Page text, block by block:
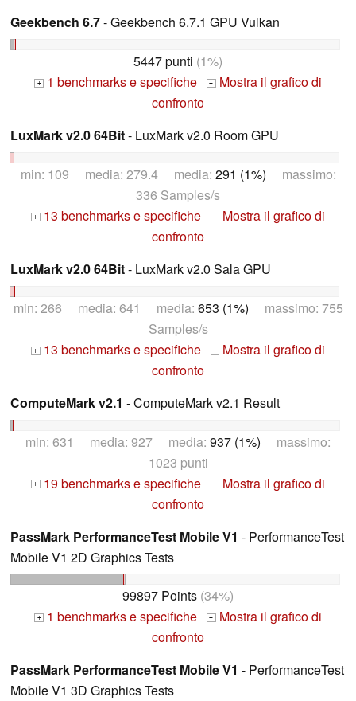
Geekbench 6.7- Geekbench 6.7.1 GPU Vulkan
5447 punti (1%)
+ 1 benchmarks e specifiche + Mostra il grafico di
confronto
LuxMark v2.0 64Bit- LuxMark v2.0 Room GPU
min: 109 media: 279.4 media: 291 (1%) massimo:
336 Samples/s
+ 13 benchmarks e specifiche +
Mostra il grafico di
confronto
LuxMark v2.0 64Bit- LuxMark v2.0 Sala GPU
min: 266 media: 641 media: 653 (1%) massimo: 755
Samples/s
+ 13 benchmarks e specifiche +
Mostra il grafico di
confronto
ComputeMark v2.1 - ComputeMark v2.1 Result
min: 631 media: 927 media: 937 (1%) massimo:
1023 punti
+ 19 benchmarks e specifiche +
Mostra il grafico di
confronto
PassMark PerformanceTest Mobile V1 - PerformanceTest
Mobile V1 2D Graphics Tests
99897 Points (34%)
+ 1 benchmarks e specifiche + Mostra il grafico di
confronto
PassMark PerformanceTest Mobile V1 - PerformanceTest
Mobile V1 3D Graphics Tests